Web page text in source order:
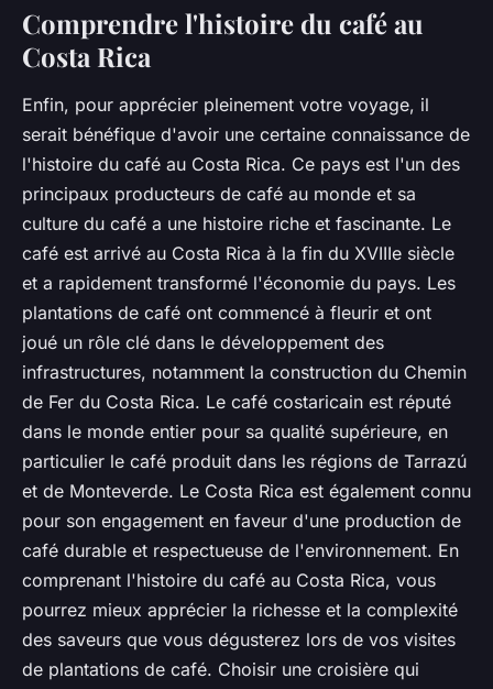
Comprendre l'histoire du café au
Costa Rica
Enfin, pour apprécier pleinement votre voyage, il
serait bénéfique d'avoir une certaine connaissance de
l'histoire du café au Costa Rica. Ce pays est l'un des
principaux producteurs de café au monde et sa
culture du café a une histoire riche et fascinante. Le
café est arrivé au Costa Rica à la fin du XVIIIe siècle
et a rapidement transformé l'économie du pays. Les
plantations de café ont commencé à fleurir et ont
joué un rôle clé dans le développement des
infrastructures, notamment la construction du Chemin
de Fer du Costa Rica. Le café costaricain est réputé
dans le monde entier pour sa qualité supérieure, en
particulier le café produit dans les régions de Tarrazú
et de Monteverde. Le Costa Rica est également connu
pour son engagement en faveur d'une production de
café durable et respectueuse de l'environnement. En
comprenant l'histoire du café au Costa Rica, vous
pourrez mieux apprécier la richesse et la complexité
des saveurs que vous dégusterez lors de vos visites
de plantations de café. Choisir une croisière qui